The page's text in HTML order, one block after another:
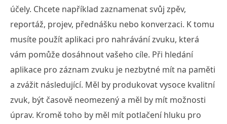
účely. Chcete například zaznamenat svůj zpěv,
reportáž, projev, přednášku nebo konverzaci. K tomu
musíte použít aplikaci pro nahrávání zvuku, která
vám pomůže dosáhnout vašeho cíle. Při hledání
aplikace pro záznam zvuku je nezbytné mít na paměti
a zvážit následující. Měl by produkovat vysoce kvalitní
zvuk, být časově neomezený a měl by mít možnosti
úprav. Kromě toho by měl mít potlačení hluku pro